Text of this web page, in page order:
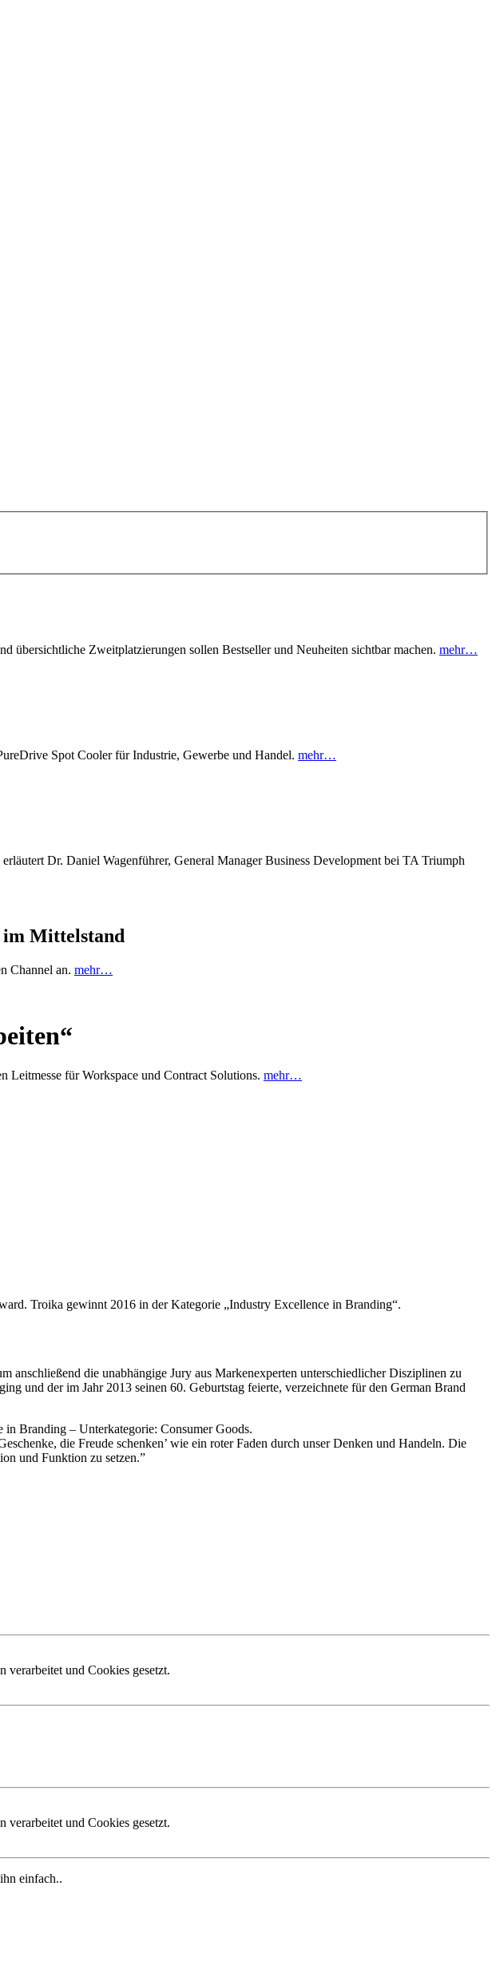
Zweitplatzierungen sollen Bestseller und Neuheiten sichtbar machen. mehr…
Spot Cooler für Industrie, Gewerbe und Handel. mehr…
Dr. Daniel Wagenführer, General Manager Business Development bei TA Triumph
im Mittelstand
Channel an. mehr…
Leitmesse für Workspace und Contract Solutions. mehr…
Troika gewinnt 2016 in der Kategorie „Industry Excellence in Branding“.
anschließend die unabhängige Jury aus Markenexperten unterschiedlicher Disziplinen zu
und der im Jahr 2013 seinen 60. Geburtstag feierte, verzeichnete für den German Brand
Branding – Unterkategorie: Consumer Goods.
die Freude schenken’ wie ein roter Faden durch unser Denken und Handeln. Die
und Funktion zu setzen.”
verarbeitet und Cookies gesetzt.
verarbeitet und Cookies gesetzt.
einfach..